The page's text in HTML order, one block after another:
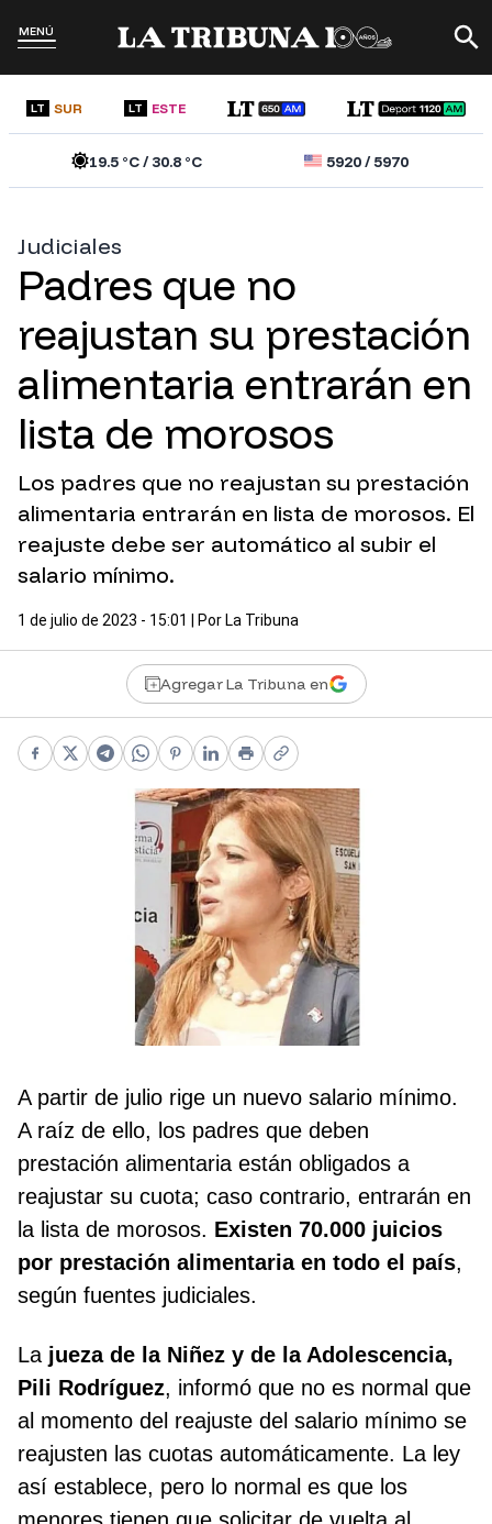
MENÚ
LT SUR LT ESTE
19.5°C /30.8°C 5920/5970
Judiciales
Padres que no
reajustan su prestación
alimentaria entrarán en
lista de morosos
Los padres que no reajustan su prestación
alimentaria entrarán en lista de morosos. El
reajuste debe ser automático al subir el
salario mínimo.
1 de julio de 2023 - 15:01 | Por La Tribuna
Agregar La Tribuna en
Facebook
X Telegram
WhatsApp
Pinterest
LinkedIn
PrintCopy link
A partir de julio rige un nuevo salario mínimo.
A raíz de ello, los padres que deben
prestación alimentaria están obligados a
reajustar su cuota; caso contrario, entrarán en
la lista de morosos. Existen 70.000 juicios
por prestación alimentaria en todo el país,
según fuentes judiciales.
La jueza de la Niñez y de la Adolescencia,
Pili Rodríguez, informó que no es normal que
al momento del reajuste del salario mínimo se
reajusten las cuotas automáticamente. La ley
así establece, pero lo normal es que los